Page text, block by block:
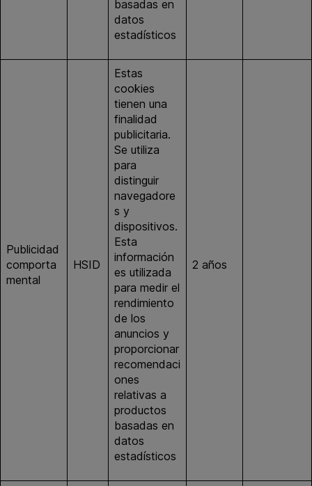
basadas en
datos
estadísticos
Publicidad
comporta
mental
HSID
Estas
cookies
tienen una
finalidad
publicitaria.
Se utiliza
para
distinguir
navegadore
s y
dispositivos.
Esta
información
es utilizada
para medir el
rendimiento
de los
anuncios y
proporcionar
recomendaci
ones
relativas a
productos
basadas en
datos
estadísticos
2 años